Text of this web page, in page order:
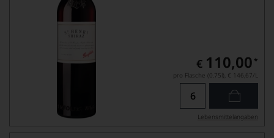
€ 110,00 *
pro Flasche (0.75l), € 146,67/L
Lebensmittel­angaben